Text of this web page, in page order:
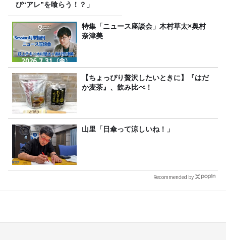
び“アレ”を喰らう！？」
特集「ニュース座談会」木村草太×奥村
奈津美
【ちょっぴり贅沢したいときに】『はだ
か麦茶』、飲み比べ！
山里「日傘って涼しいね！」
Recommended by